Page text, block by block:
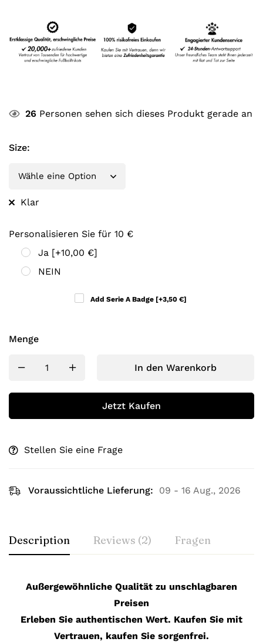
26 Personen sehen sich dieses Produkt gerade an
Size:
Klar
Personalisieren Sie für 10 €
Ja [+10,00 €]
NEIN
Add Serie A Badge [+3,50 €]
Menge
In den Warenkorb
Jetzt Kaufen
Stellen Sie eine Frage
Voraussichtliche Lieferung: 09 - 16 Aug., 2026
Description Reviews (2) Fragen
Außergewöhnliche Qualität zu unschlagbaren
Preisen
Erleben Sie authentischen Wert. Kaufen Sie mit
Vertrauen, kaufen Sie sorgenfrei.